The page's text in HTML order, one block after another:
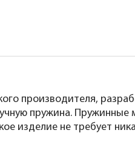
производителя,
пружина. Пружинные
изделие не требует